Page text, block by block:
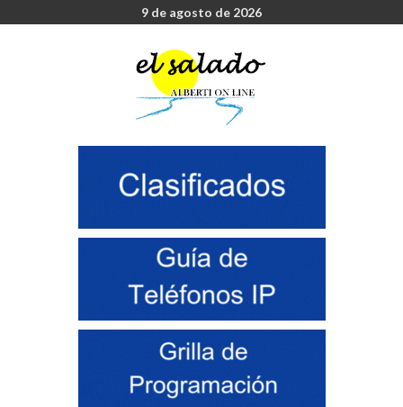
9 de agosto de 2026